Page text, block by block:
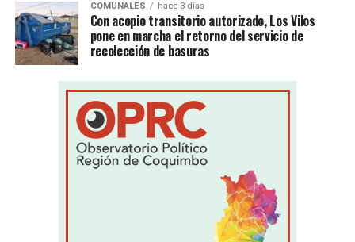
COMUNALES hace 3 días
Con acopio transitorio autorizado, Los Vilos
pone en marcha el retorno del servicio de
recolección de basuras